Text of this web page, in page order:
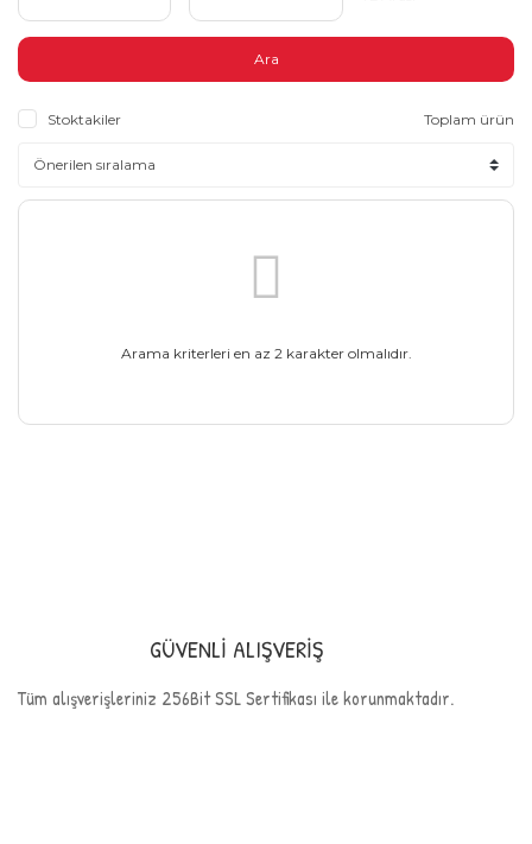
Ara
Stoktakiler Toplam ürün
Arama kriterleri en az 2 karakter olmalıdır.
GÜVENLİ ALIŞVERİŞ
Tüm alışverişleriniz 256Bit SSL Sertifikası ile korunmaktadır.